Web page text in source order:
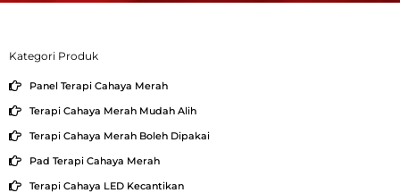
Kategori Produk
Panel Terapi Cahaya Merah
Terapi Cahaya Merah Mudah Alih
Terapi Cahaya Merah Boleh Dipakai
Pad Terapi Cahaya Merah
Terapi Cahaya LED Kecantikan